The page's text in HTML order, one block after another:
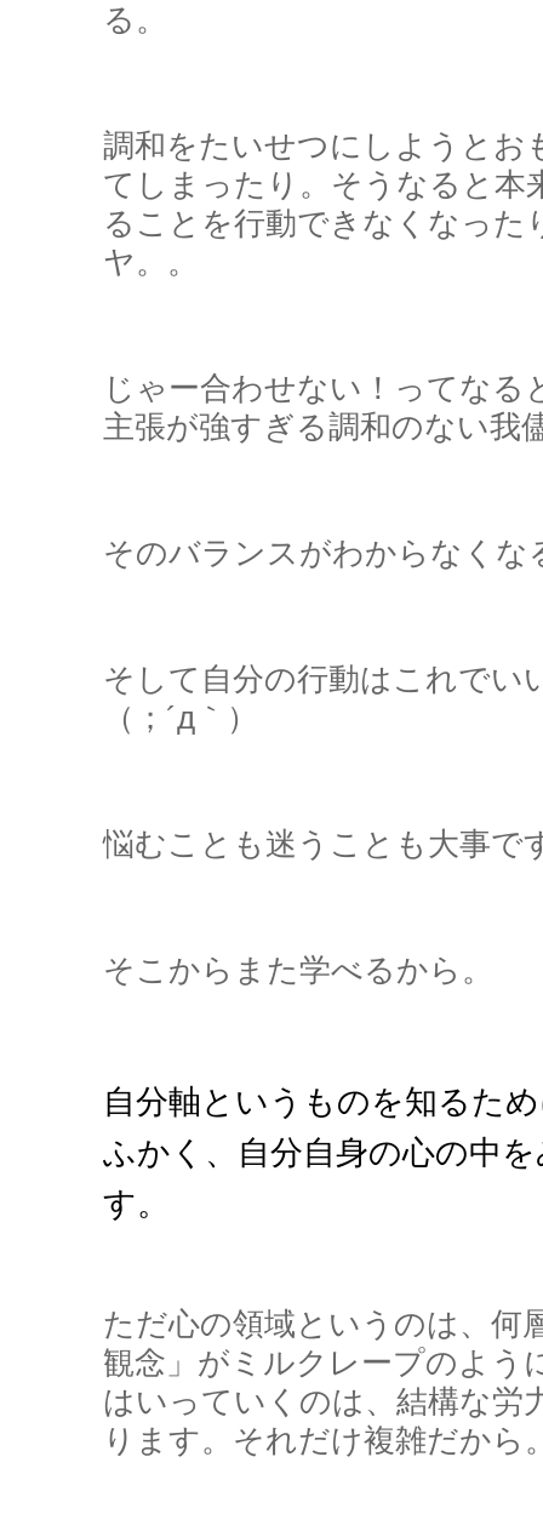
る。
調和をたいせつにしようとお
てしまったり。そうなると本
ることを行動できなくなった
ヤ。。
じゃー合わせない！ってなる
主張が強すぎる調和のない我
そのバランスがわからなくな
そして自分の行動はこれでい
（；´д｀）ゞ
悩むことも迷うことも大事で
そこからまた学べるから。
自分軸というものを知るた
ふかく、自分自身の心の中
す。
ただ心の領域というのは、何
観念」がミルクレープのよう
はいっていくのは、結構な労
ります。それだけ複雑だから